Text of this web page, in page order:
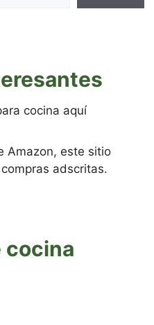
cocina aquí
Amazon, este sitio
adscritas.
cocina